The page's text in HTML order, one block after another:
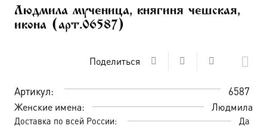
Людмила мученица, княгиня чешская,
икона (арт.06587)
Поделиться
Артикул: 6587
Женские имена: Людмила
Доставка по всей России: Да